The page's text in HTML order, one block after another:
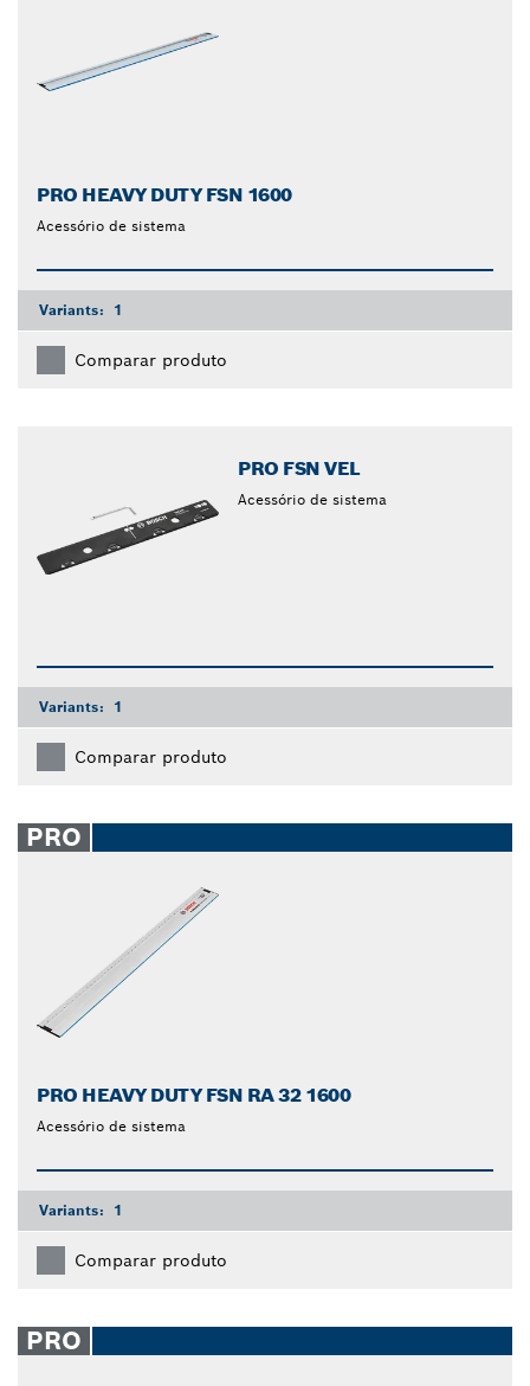
PRO HEAVY DUTY FSN 1600
Acessório de sistema
Variants: 1
Comparar produto
PRO FSN VEL
Acessório de sistema
Variants: 1
Comparar produto
PRO
PRO HEAVY DUTY FSN RA 32 1600
Acessório de sistema
Variants: 1
Comparar produto
PRO